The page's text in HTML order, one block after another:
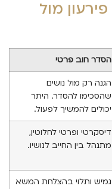
מול
הסדר חוב פרטי
הגנה רק מול נושים
שהסכימו להסדר. היתר
יכולים להמשיך לפעול.
דיסקרטי ופרטי לחלוטין,
מתנהל בין החייב לנושיו.
גמיש ותלוי בהצלחת המשא